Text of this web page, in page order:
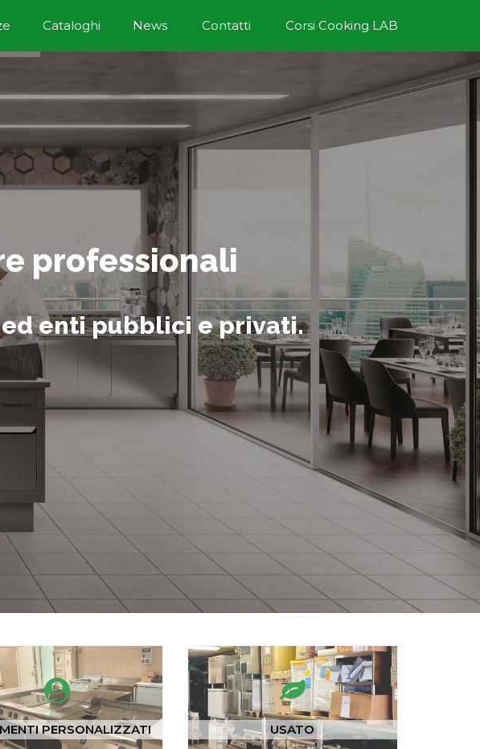
Cataloghi News Contatti Corsi Cooking LAB
professionali
enti pubblici e privati.
Renew SSL Certificate !
PERSONALIZZATI USATO